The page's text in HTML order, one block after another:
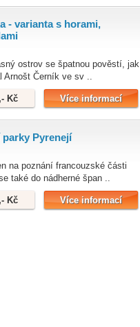
- varianta s horami,
ostrov se špatnou pověstí, jak
Arnošt Černík ve sv ..
Kč Více informací
Pyrenejí
na poznání francouzské části
také do nádherné špan ..
Kč Více informací